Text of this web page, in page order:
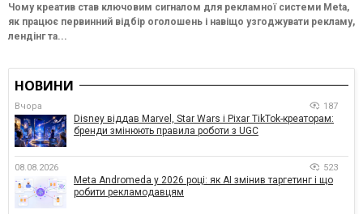
Чому креатив став ключовим сигналом для рекламної системи Meta,
як працює первинний відбір оголошень і навіщо узгоджувати рекламу,
лендінг та...
НОВИНИ
Вчора 187
Disney віддав Marvel, Star Wars і Pixar TikTok-креаторам:
бренди змінюють правила роботи з UGC
08.08.2026 523
Meta Andromeda у 2026 році: як AI змінив таргетинг і що
робити рекламодавцям